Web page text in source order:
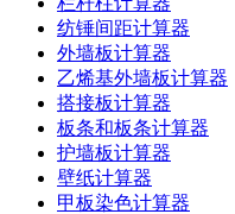
纺锤间距计算器
外墙板计算器
乙烯基外墙板计算器
搭接板计算器
板条和板条计算器
护墙板计算器
壁纸计算器
甲板染色计算器